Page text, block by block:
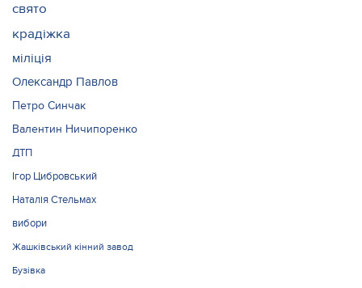
свято
крадіжка
міліція
Олександр Павлов
Петро Синчак
Валентин Ничипоренко
ДТП
Ігор Цибровський
Наталія Стельмах
вибори
Жашківський кінний завод
Бузівка